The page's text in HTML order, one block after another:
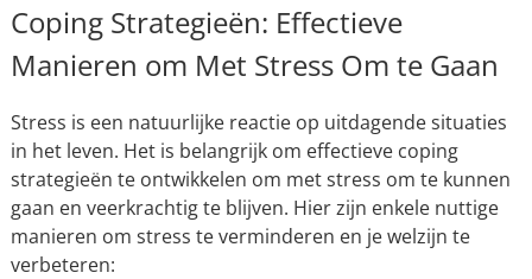
Coping Strategieën: Effectieve
Manieren om Met Stress Om te Gaan
Stress is een natuurlijke reactie op uitdagende situaties
in het leven. Het is belangrijk om effectieve coping
strategieën te ontwikkelen om met stress om te kunnen
gaan en veerkrachtig te blijven. Hier zijn enkele nuttige
manieren om stress te verminderen en je welzijn te
verbeteren: